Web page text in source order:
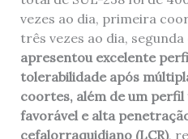
vezes ao dia, primeira
três vezes ao dia,
apresentou excelente
tolerabilidade após
coortes, além de um
favorável e alta
cefalorraquidiano (LCR),